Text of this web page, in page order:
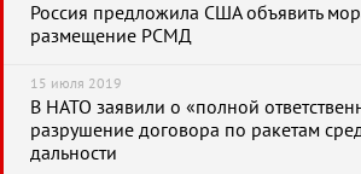
Россия предложила США объявить
размещение РСМД
15 июля 2019
В НАТО заявили о «полной
разрушение договора по ракетам
дальности